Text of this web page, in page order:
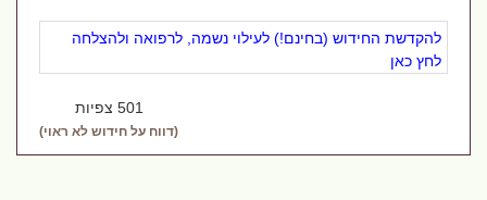
להקדשת החידוש (בחינם!) לעילוי נשמה, לרפואה ולהצלחה
לחץ כאן
501 צפיות
(דווח על חידוש לא ראוי)